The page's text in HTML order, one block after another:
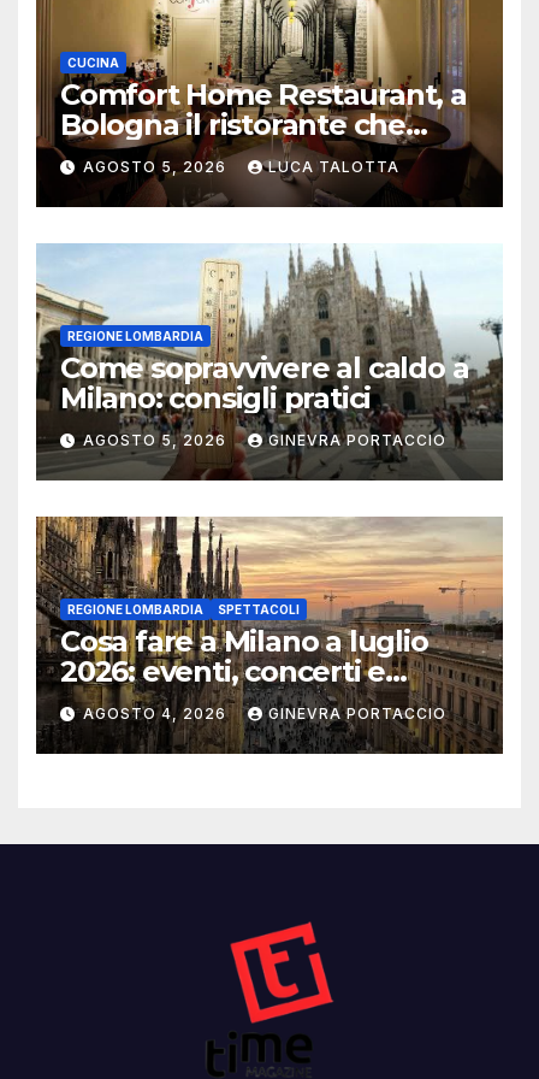
CUCINA
Comfort Home Restaurant, a
Bologna il ristorante che
trasforma l’ospitalità in
un’esperienza di casa
AGOSTO 5, 2026 LUCA TALOTTA
REGIONE LOMBARDIA
Come sopravvivere al caldo a
Milano: consigli pratici
AGOSTO 5, 2026 GINEVRA PORTACCIO
REGIONE LOMBARDIA SPETTACOLI
Cosa fare a Milano a luglio
2026: eventi, concerti e
mostre
AGOSTO 4, 2026 GINEVRA PORTACCIO